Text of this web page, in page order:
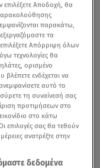
Αποδοχή, θα
παρακάτω,
τα
Απόρριψη όλων
τεχνολογίες θα
ορισμένο
βλέπετε ενδέχεται να
αυτό το
τη συναίνεσή σας
προτιμήσεων στο
στο κάτω
επιλογές σας θα τεθούν
ανατρέξτε στην
δεδομένα